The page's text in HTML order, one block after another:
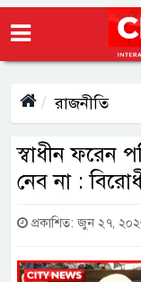
রাজনীতি
স্বাধীন ফরেন
নেব না :
প্রকাশিত: জুন ২৭,